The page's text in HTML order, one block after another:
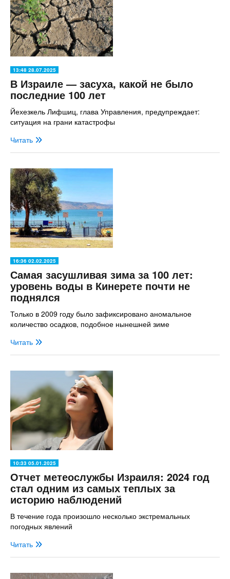
13:48 28.07.2025
В Израиле — засуха, какой не было
последние 100 лет
Йехезкель Лифшиц, глава Управления, предупреждает:
ситуация на грани катастрофы
Читать
16:36 02.02.2025
Самая засушливая зима за 100 лет:
уровень воды в Кинерете почти не
поднялся
Только в 2009 году было зафиксировано аномальное
количество осадков, подобное нынешней зиме
Читать
10:33 05.01.2025
Отчет метеослужбы Израиля: 2024 год
стал одним из самых теплых за
историю наблюдений
В течение года произошло несколько экстремальных
погодных явлений
Читать